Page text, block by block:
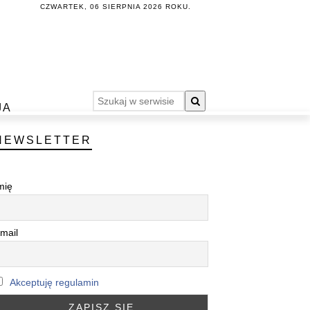
CZWARTEK, 06 SIERPNIA 2026 ROKU.
Akceptuję regulamin